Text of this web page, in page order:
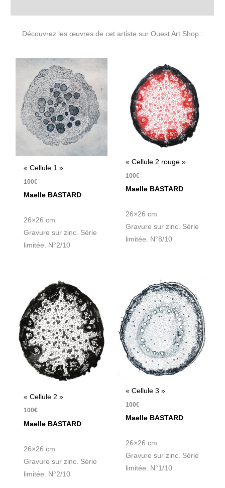
Découvrez les œuvres de cet artiste sur Ouest Art Shop :
« Cellule 1 »
100€
Maelle BASTARD
26×26 cm
Gravure sur zinc. Série
limitée. N°2/10
« Cellule 2 rouge »
100€
Maelle BASTARD
26×26 cm
Gravure sur zinc. Série
limitée. N°8/10
« Cellule 2 »
100€
Maelle BASTARD
26×26 cm
Gravure sur zinc. Série
limitée. N°2/10
« Cellule 3 »
100€
Maelle BASTARD
26×26 cm
Gravure sur zinc. Série
limitée. N°1/10